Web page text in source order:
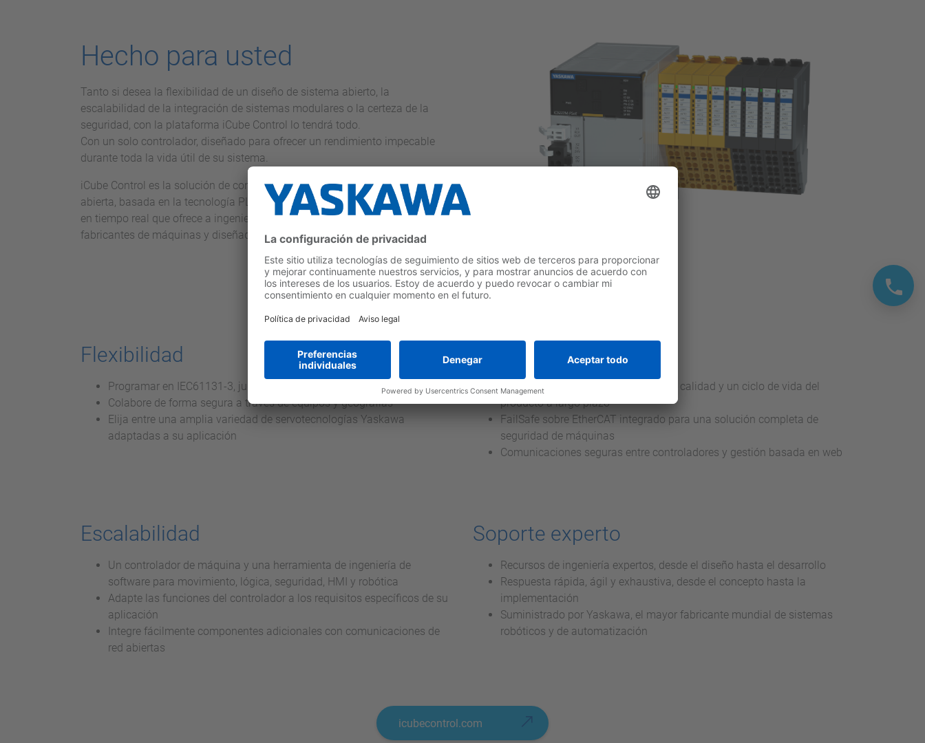
Hecho para usted
Tanto si desea la flexibilidad de un diseño de sistema abierto, la
escalabilidad de la integración de sistemas modulares o la certeza de la
seguridad, con la plataforma iCube Control lo tendrá todo.
Con un solo controlador, diseñado para ofrecer un rendimiento impecable
durante toda la vida útil de su sistema.
iCube Control es la solución de control de máquinas de automatización
abierta, basada en la tecnología PLCnext que se ejecuta en un sistema Linux
en tiempo real que ofrece a ingenieros, desarrolladores de aplicaciones,
fabricantes de máquinas y diseñadores un control total sobre sus sistemas.
Flexibilidad
Programar en IEC61131-3, junto con lenguajes de alto nivel
Colabore de forma segura a través de equipos y geografías
Elija entre una amplia variedad de servotecnologías Yaskawa
adaptadas a su aplicación
Certeza
Diseñado para garantizar la máxima calidad y un ciclo de vida del
producto a largo plazo
FailSafe sobre EtherCAT integrado para una solución completa de
seguridad de máquinas
Comunicaciones seguras entre controladores y gestión basada en web
Escalabilidad
Un controlador de máquina y una herramienta de ingeniería de
software para movimiento, lógica, seguridad, HMI y robótica
Adapte las funciones del controlador a los requisitos específicos de su
aplicación
Integre fácilmente componentes adicionales con comunicaciones de
red abiertas
Soporte experto
Recursos de ingeniería expertos, desde el diseño hasta el desarrollo
Respuesta rápida, ágil y exhaustiva, desde el concepto hasta la
implementación
Suministrado por Yaskawa, el mayor fabricante mundial de sistemas
robóticos y de automatización
icubecontrol.com